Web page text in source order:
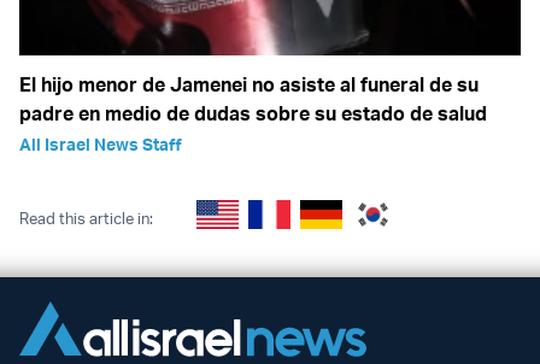
El hijo menor de Jamenei no asiste al funeral de su
padre en medio de dudas sobre su estado de salud
All Israel News Staff
Read this article in: